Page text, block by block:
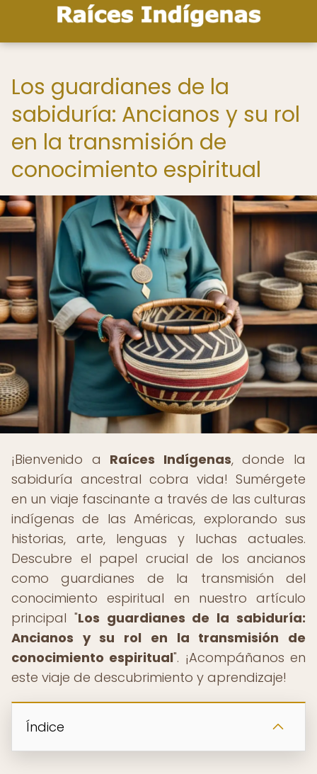
Los guardianes de la
sabiduría: Ancianos y su rol
en la transmisión de
conocimiento espiritual
¡Bienvenido a Raíces Indígenas, donde la
sabiduría ancestral cobra vida! Sumérgete
en un viaje fascinante a través de las culturas
indígenas de las Américas, explorando sus
historias, arte, lenguas y luchas actuales.
Descubre el papel crucial de los ancianos
como guardianes de la transmisión del
conocimiento espiritual en nuestro artículo
principal "Los guardianes de la sabiduría:
Ancianos y su rol en la transmisión de
conocimiento espiritual". ¡Acompáñanos en
este viaje de descubrimiento y aprendizaje!
Índice